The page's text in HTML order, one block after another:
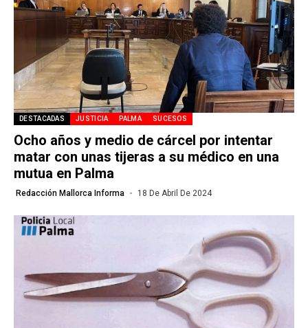
DESTACADAS JUSTICIA PALMA SUCESOS
Ocho años y medio de cárcel por intentar
matar con unas tijeras a su médico en una
mutua en Palma
Redacción Mallorca Informa 18 De Abril De 2024